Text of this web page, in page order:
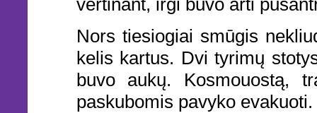
vertinant, irgi buvo arti
Nors tiesiogiai smūgis
kelis kartus. Dvi tyrimų
buvo aukų. Kosmouostą,
paskubomis pavyko evakuoti.